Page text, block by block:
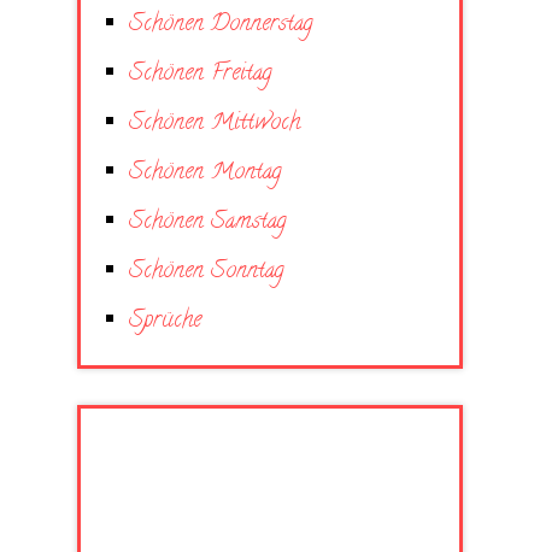
Schönen Donnerstag
Schönen Freitag
Schönen Mittwoch
Schönen Montag
Schönen Samstag
Schönen Sonntag
Sprüche